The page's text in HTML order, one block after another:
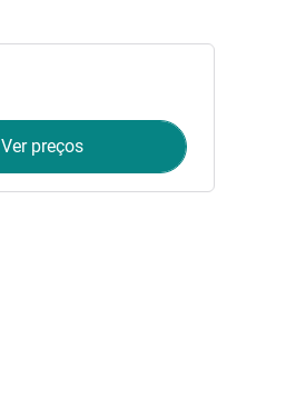
Ver preços